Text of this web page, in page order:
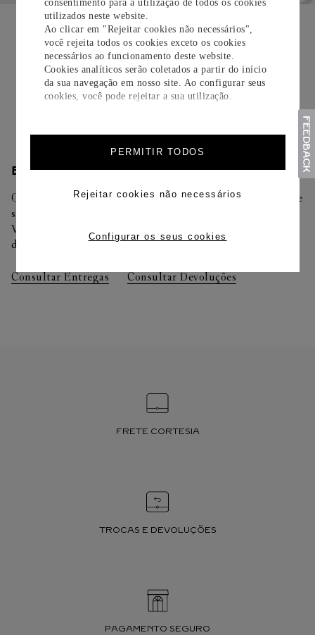
consentimento para a utilização de todos os cookies
utilizados neste website.
Ao clicar em "Rejeitar cookies não necessários",
você rejeita todos os cookies exceto os cookies
necessários ao funcionamento deste website.
Cookies analíticos serão coletados a partir do início
da sua navegação em nosso site. Ao configurar seus
cookies, você pode rejeitar a sua utilização.
PERMITIR TODOS
Rejeitar cookies não necessários
Configurar os seus cookies
EMBALAGEM PARA PRESENTE
Todos os pedidos de nossa e-Boutique Cartier são
cuidadosamente embrulhados para presente e oferecem a
opção de adicionar um cartão personalizado.
Saiba mais
ENTREGA/DEVOLUÇÃO
Oferecemos diferentes opções de entrega. Selecione o envio de
sua preferência na finalização de seu pedido.
Você pode trocar ou devolver sua criação Cartier em até 30
dias.
Consultar Entregas Consultar Devoluções
FRETE CORTESIA
TROCAS E DEVOLUÇÕES
PAGAMENTO SEGURO